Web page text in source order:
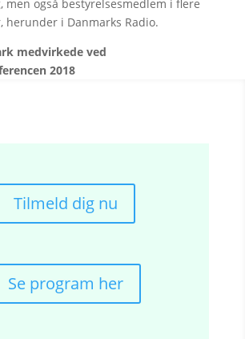
men også bestyrelsesmedlem i flere
herunder i Danmarks Radio.
medvirkede ved
2018
Tilmeld dig nu
Se program her